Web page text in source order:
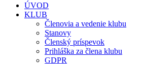
ÚVOD
KLUB
Členovia a vedenie klubu
Stanovy
Členský príspevok
Prihláška za člena klubu
GDPR